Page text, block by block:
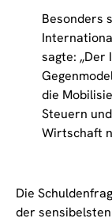
Besonders
sagte: „Der
die
Steuern
Wirtschaft
Die
der